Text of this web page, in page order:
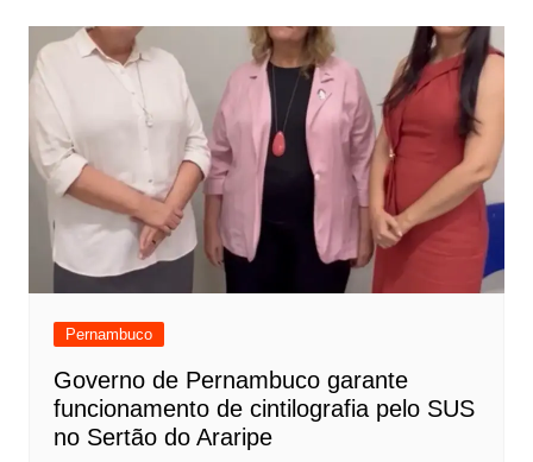
Pernambuco
Governo de Pernambuco garante
funcionamento de cintilografia pelo SUS
no Sertão do Araripe